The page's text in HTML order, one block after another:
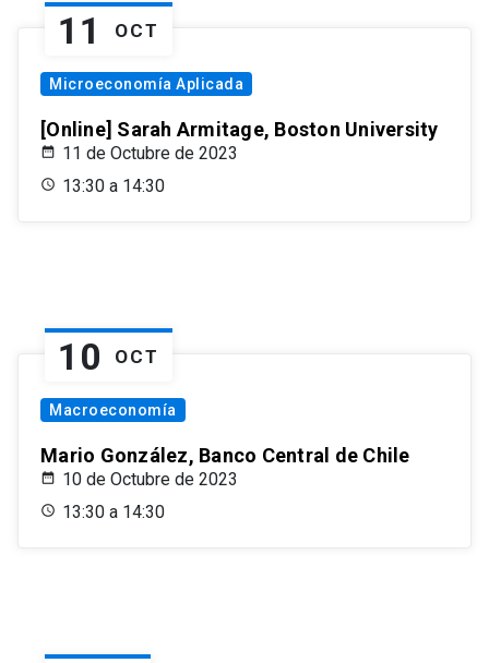
11 OCT
Microeconomía Aplicada
[Online] Sarah Armitage, Boston University
11 de Octubre de 2023
13:30 a 14:30
10 OCT
Macroeconomía
Mario González, Banco Central de Chile
10 de Octubre de 2023
13:30 a 14:30